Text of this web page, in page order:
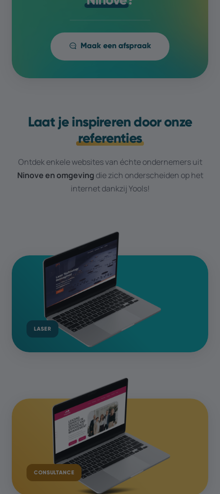
Maak een afspraak
Laat je inspireren door onze
referenties
Ontdek enkele websites van échte ondernemers uit
Ninoveen omgeving die zich onderscheiden op het
internet dankzij Yools!
LASER
CONSULTANCE